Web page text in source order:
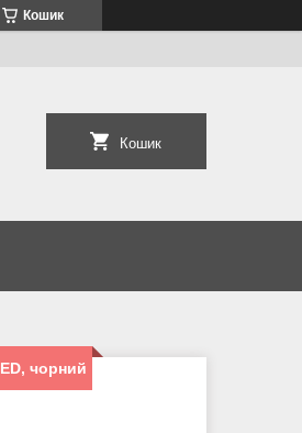
Кошик
Кошик
чорний